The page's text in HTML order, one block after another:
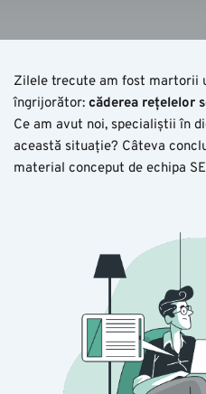
Zilele trecute am fost martorii
îngrijorător: căderea rețelelor
Ce am avut noi, specialiștii în
această situație? Câteva
material conceput de echipa